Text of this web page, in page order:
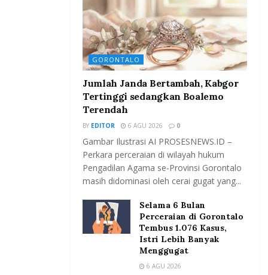
GORONTALO
Jumlah Janda Bertambah, Kabgor
Tertinggi sedangkan Boalemo
Terendah
BY EDITOR 6 AGU 2026 0
Gambar Ilustrasi AI PROSESNEWS.ID –
Perkara perceraian di wilayah hukum
Pengadilan Agama se-Provinsi Gorontalo
masih didominasi oleh cerai gugat yang...
Selama 6 Bulan
Perceraian di Gorontalo
Tembus 1.076 Kasus,
Istri Lebih Banyak
Menggugat
6 AGU 2026